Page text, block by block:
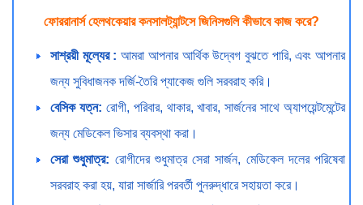
ফোররানার্স হেলথকেয়ার কনসালট্যান্টসে জিনিসগুলি কীভাবে কাজ করে?
সাশ্রয়ী মূল্যের :আমরা আপনার আর্থিক উদ্বেগ বুঝতে পারি, এবং আপনার
জন্য সুবিধাজনক দর্জি-তৈরি প্যাকেজ গুলি সরবরাহ করি।
বেসিক যত্ন: রোগী, পরিবার, থাকার, খাবার, সার্জনের সাথে অ্যাপয়েন্টমেন্টের
জন্য মেডিকেল ভিসার ব্যবস্থা করা।
সেরা শুধুমাত্র: রোগীদের শুধুমাত্র সেরা সার্জন, মেডিকেল দলের পরিষেবা
সরবরাহ করা হয়, যারা সার্জারি পরবর্তী পুনরুদ্ধারে সহায়তা করে।